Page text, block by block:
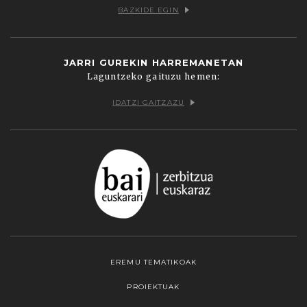
BAZKIDE EGIN
JARRI GUREKIN HARREMANETAN
Laguntzeko gaituzu hemen:
IDATZI GAITZAZU
EREMU TEMATIKOAK
PROIEKTUAK